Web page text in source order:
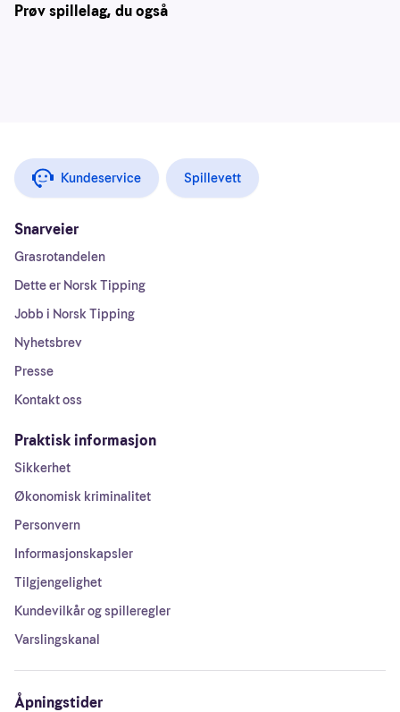
Prøv spillelag, du også
Kundeservice Spillevett
Snarveier
Grasrotandelen
Dette er Norsk Tipping
Jobb i Norsk Tipping
Nyhetsbrev
Presse
Kontakt oss
Praktisk informasjon
Sikkerhet
Økonomisk kriminalitet
Personvern
Informasjonskapsler
Tilgjengelighet
Kundevilkår og spilleregler
Varslingskanal
Åpningstider